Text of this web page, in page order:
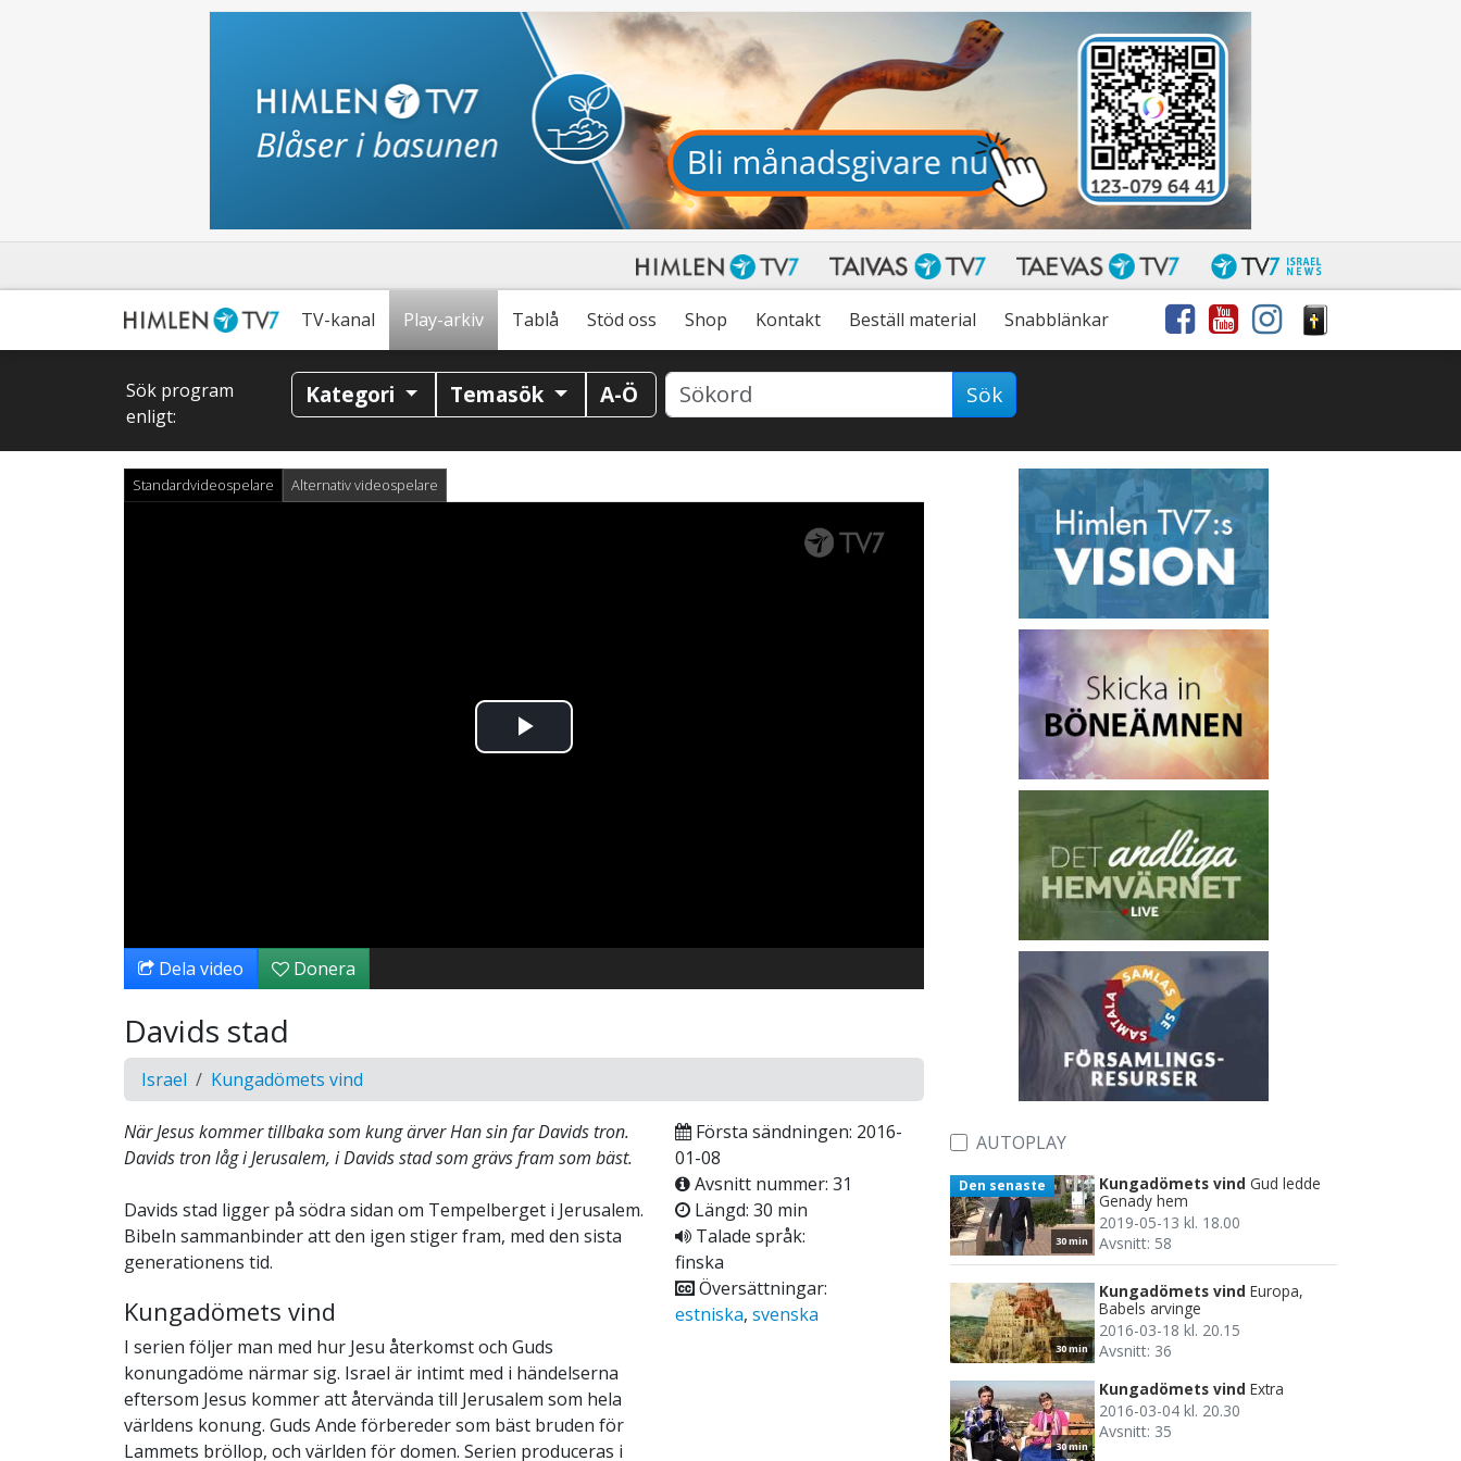
TV-kanal Play-arkiv Tablå Stöd oss Shop Kontakt Beställ material Snabblänkar
Sök program
enligt:
Kategori Temasök A-Ö Sök
Standardvideospelare Alternativ videospelare
Spela
Dela video Donera
Davids stad
Israel Kungadömets vind
När Jesus kommer tillbaka som kung ärver Han sin far Davids tron.
Davids tron låg i Jerusalem, i Davids stad som grävs fram som bäst.
Davids stad ligger på södra sidan om Tempelberget i Jerusalem.
Bibeln sammanbinder att den igen stiger fram, med den sista
generationens tid.
Kungadömets vind
I serien följer man med hur Jesu återkomst och Guds
konungadöme närmar sig. Israel är intimt med i händelserna
eftersom Jesus kommer att återvända till Jerusalem som hela
världens konung. Guds Ande förbereder som bäst bruden för
Lammets bröllop, och världen för domen. Serien produceras i
Första sändningen: 2016-
01-08
Avsnitt nummer: 31
Längd: 30 min
Talade språk:
finska
Översättningar:
estniska, svenska
AUTOPLAY
30 min
Den senaste Kungadömets vind Gud ledde
Genady hem
2019-05-13 kl. 18.00
Avsnitt: 58
30 min
Kungadömets vind Europa,
Babels arvinge
2016-03-18 kl. 20.15
Avsnitt: 36
30 min
Kungadömets vind Extra
2016-03-04 kl. 20.30
Avsnitt: 35